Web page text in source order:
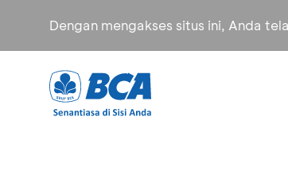
Dengan mengakses situs ini, Anda